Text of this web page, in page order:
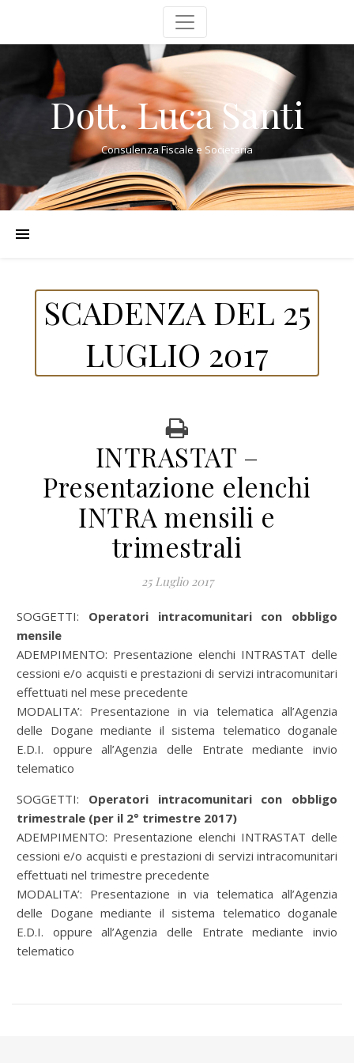
Dott. Luca Santi
Consulenza Fiscale e Societaria
SCADENZA DEL 25
LUGLIO 2017
INTRASTAT –
Presentazione elenchi
INTRA mensili e
trimestrali
25 Luglio 2017
SOGGETTI: Operatori intracomunitari con obbligo
mensile
ADEMPIMENTO: Presentazione elenchi INTRASTAT delle
cessioni e/o acquisti e prestazioni di servizi intracomunitari
effettuati nel mese precedente
MODALITA’: Presentazione in via telematica all’Agenzia
delle Dogane mediante il sistema telematico doganale
E.D.I. oppure all’Agenzia delle Entrate mediante invio
telematico
SOGGETTI: Operatori intracomunitari con obbligo
trimestrale (per il 2° trimestre 2017)
ADEMPIMENTO: Presentazione elenchi INTRASTAT delle
cessioni e/o acquisti e prestazioni di servizi intracomunitari
effettuati nel trimestre precedente
MODALITA’: Presentazione in via telematica all’Agenzia
delle Dogane mediante il sistema telematico doganale
E.D.I. oppure all’Agenzia delle Entrate mediante invio
telematico